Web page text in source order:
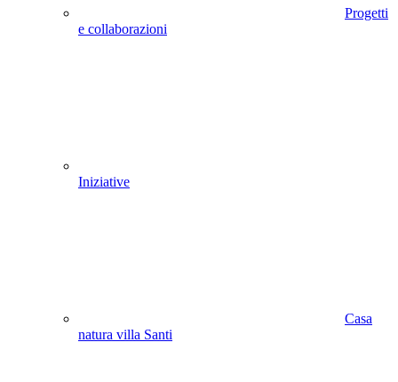
Progetti
e collaborazioni
Iniziative
Casa
natura villa Santi